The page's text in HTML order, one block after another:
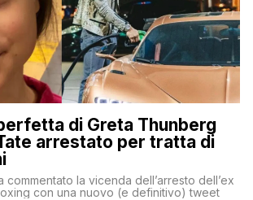
di Greta Thunberg
arrestato per tratta di
commentato la vicenda dell’arresto dell’ex
con una nuovo (e definitivo) tweet